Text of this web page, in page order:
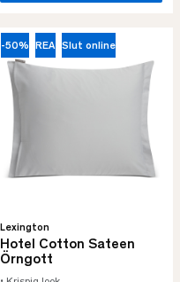
-50% REA Slut online
Lexington
Hotel Cotton Sateen
Örngott